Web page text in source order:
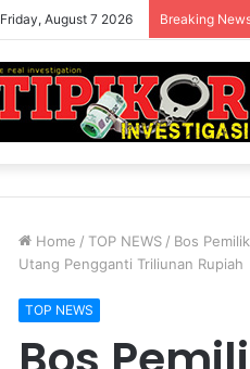
Friday, August 7 2026 Breaking
Home / TOP NEWS / Bos
Utang Pengganti Triliunan Rupiah
TOP NEWS